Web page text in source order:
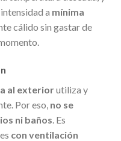
a mínima
cálido sin gastar de
al exteriorutiliza y
Por eso, no se
ni baños . Es
con ventilación